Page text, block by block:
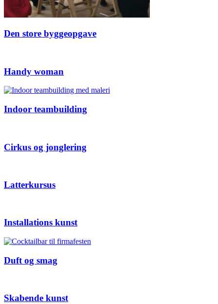
Den store byggeopgave
Handy woman
Indoor teambuilding
Cirkus og jonglering
Latterkursus
Installations kunst
Duft og smag
Skabende kunst